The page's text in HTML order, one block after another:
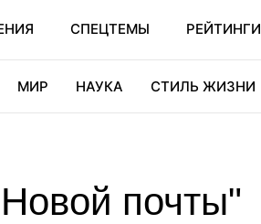
СПЕЦТЕМЫ РЕЙТИНГИ
МИР НАУКА СТИЛЬ ЖИЗНИ
почты"